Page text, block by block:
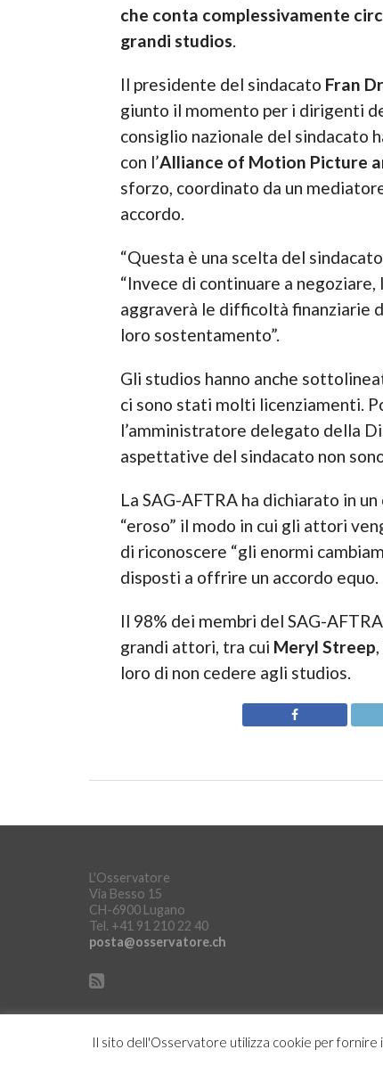
che conta complessivamente
grandi studios.
Il presidente del sindacato Fran
giunto il momento per i dirigenti
consiglio nazionale del sindacato
con l’Alliance of Motion Picture
sforzo, coordinato da un
accordo.
“Questa è una scelta del
“Invece di continuare a negoziare,
aggraverà le difficoltà finanziarie
loro sostentamento”.
Gli studios hanno anche
ci sono stati molti licenziamenti.
l’amministratore delegato della
aspettative del sindacato non
La SAG-AFTRA ha dichiarato in
“eroso” il modo in cui gli attori
di riconoscere “gli enormi
disposti a offrire un accordo equo.
Il 98% dei membri del SAG-
grandi attori, tra cui Meryl Streep
loro di non cedere agli studios.
L'Osservatore
Via Besso 15
CH-6900 Lugano
Tel. +41 91 210 22 40
posta@osservatore.ch
Copyright © L'Osservatore
Il sito dell'Osservatore utilizza cookie per fornire